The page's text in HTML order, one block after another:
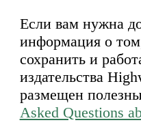
Если вам нужна
информация о
сохранить и
издательства
размещен
Asked Questions